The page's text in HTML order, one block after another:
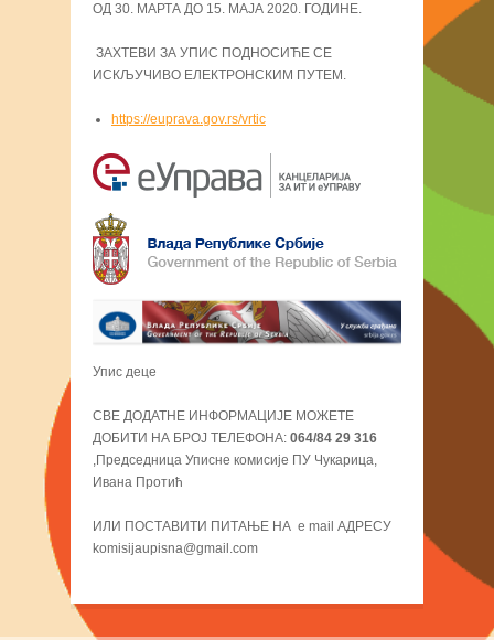
ОД 30. МАРТА ДО 15. МАЈА 2020. ГОДИНЕ.
ЗАХТЕВИ ЗА УПИС ПОДНОСИЋЕ СЕ
ИСКЉУЧИВО ЕЛЕКТРОНСКИМ ПУТЕМ.
https://euprava.gov.rs/vrtic
Упис деце
СВЕ ДОДАТНЕ ИНФОРМАЦИЈЕ МОЖЕТЕ
ДОБИТИ НА БРОЈ ТЕЛЕФОНА: 064/84 29 316
,Председница Уписне комисије ПУ Чукарица,
Ивана Протић
ИЛИ ПОСТАВИТИ ПИТАЊЕ НА e mail АДРЕСУ
komisijaupisna@gmail.com